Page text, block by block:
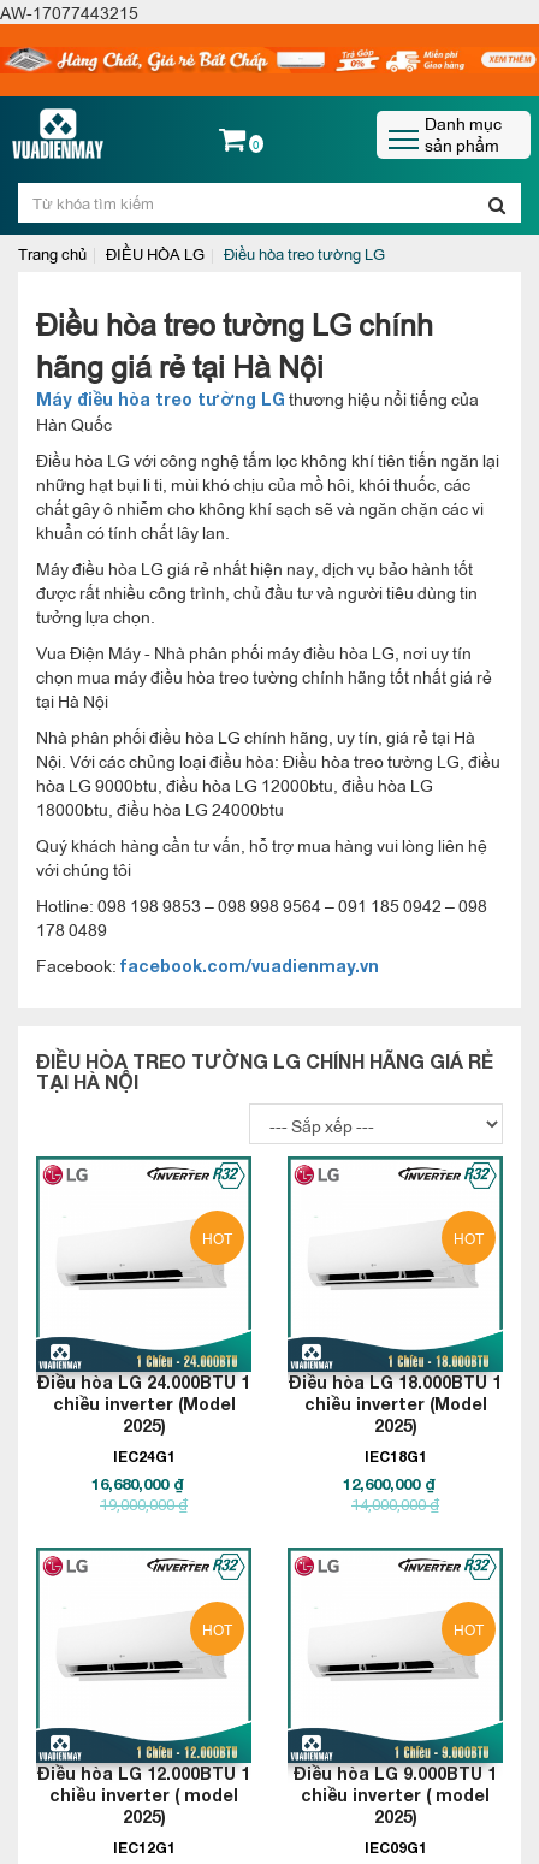
AW-17077443215
0
Danh mục
sản phẩm
Trang chủ ĐIỀU HÒA LG Điều hòa treo tường LG
Điều hòa treo tường LG chính
hãng giá rẻ tại Hà Nội
Máy điều hòa treo tường LG thương hiệu nổi tiếng của
Hàn Quốc
Điều hòa LG với công nghệ tấm lọc không khí tiên tiến ngăn lại
những hạt bụi li ti, mùi khó chịu của mồ hôi, khói thuốc, các
chất gây ô nhiễm cho không khí sạch sẽ và ngăn chặn các vi
khuẩn có tính chất lây lan.
Máy điều hòa LG giá rẻ nhất hiện nay, dịch vụ bảo hành tốt
được rất nhiều công trình, chủ đầu tư và người tiêu dùng tin
tưởng lựa chọn.
Vua Điện Máy - Nhà phân phối máy điều hòa LG, nơi uy tín
chọn mua máy điều hòa treo tường chính hãng tốt nhất giá rẻ
tại Hà Nội
Nhà phân phối điều hòa LG chính hãng, uy tín, giá rẻ tại Hà
Nội. Với các chủng loại điều hòa: Điều hòa treo tường LG, điều
hòa LG 9000btu, điều hòa LG 12000btu, điều hòa LG
18000btu, điều hòa LG 24000btu
Quý khách hàng cần tư vấn, hỗ trợ mua hàng vui lòng liên hệ
với chúng tôi
Hotline: 098 198 9853 – 098 998 9564 – 091 185 0942 – 098
178 0489
Facebook: facebook.com/vuadienmay.vn
ĐIỀU HÒA TREO TƯỜNG LG CHÍNH HÃNG GIÁ RẺ
TẠI HÀ NỘI
HOT
Điều hòa LG 24.000BTU 1
chiều inverter (Model
2025)
IEC24G1
16,680,000 ₫
19,000,000 ₫
HOT
Điều hòa LG 18.000BTU 1
chiều inverter (Model
2025)
IEC18G1
12,600,000 ₫
14,000,000 ₫
HOT
Điều hòa LG 12.000BTU 1
chiều inverter ( model
2025)
IEC12G1
HOT
Điều hòa LG 9.000BTU 1
chiều inverter ( model
2025)
IEC09G1